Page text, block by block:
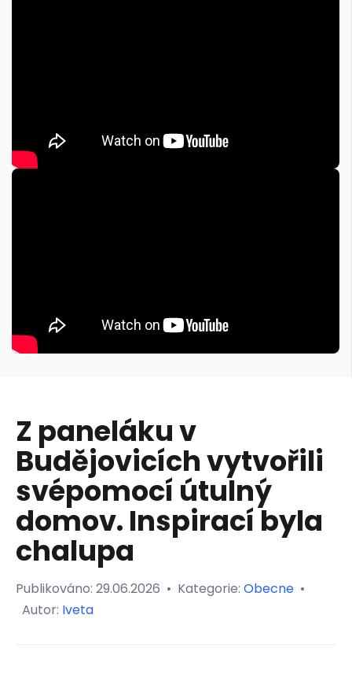
Z paneláku v
Budějovicích vytvořili
svépomocí útulný
domov. Inspirací byla
chalupa
Publikováno: 29.06.2026 • Kategorie: Obecne •
Autor: Iveta